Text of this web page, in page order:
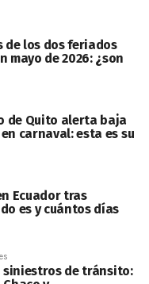
de los dos feriados
mayo de 2026: ¿son
de Quito alerta baja
carnaval: esta es su
Ecuador tras
es y cuántos días
siniestros de tránsito: